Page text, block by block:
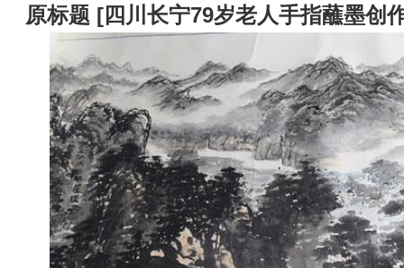
原标题 [四川长宁79岁老人手指蘸墨创